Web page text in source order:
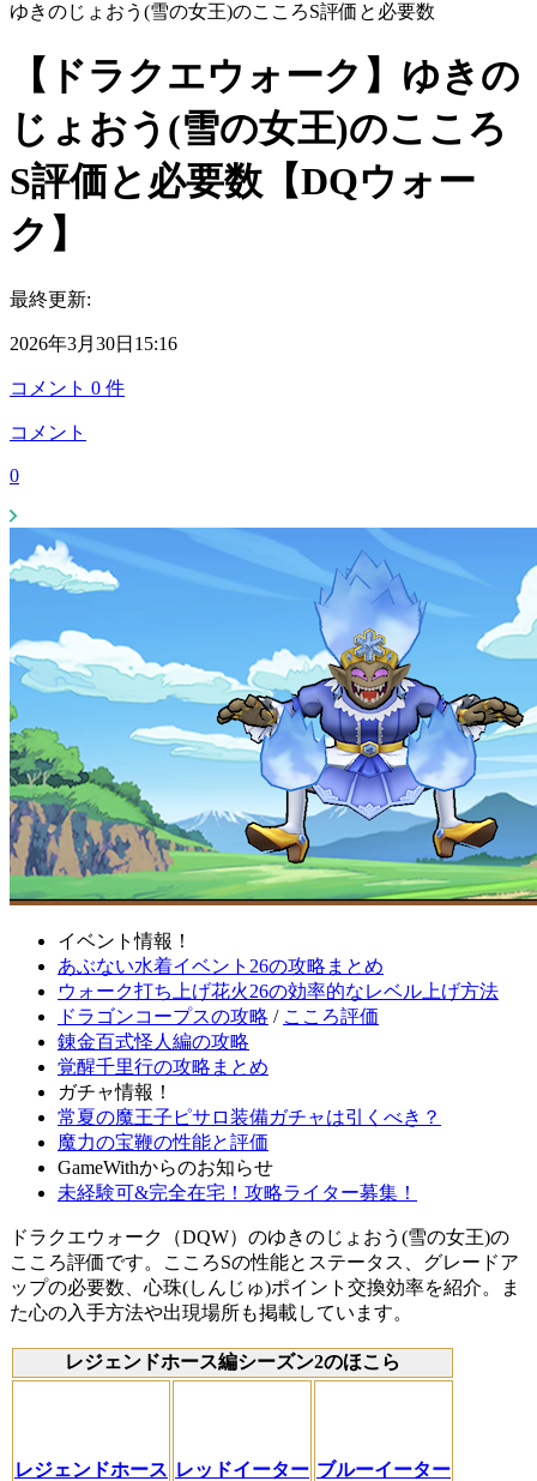
ゆきのじょおう(雪の女王)のこころS評価と必要数
【ドラクエウォーク】ゆきの
じょおう(雪の女王)のこころ
S評価と必要数【DQウォー
ク】
最終更新:
2026年3月30日15:16
コメント 0 件
コメント
0
イベント情報！
あぶない水着イベント26の攻略まとめ
ウォーク打ち上げ花火26の効率的なレベル上げ方法
ドラゴンコープスの攻略 / こころ評価
錬金百式怪人編の攻略
覚醒千里行の攻略まとめ
ガチャ情報！
常夏の魔王子ピサロ装備ガチャは引くべき？
魔力の宝鞭の性能と評価
GameWithからのお知らせ
未経験可&完全在宅！攻略ライター募集！
ドラクエウォーク（DQW）のゆきのじょおう(雪の女王)の
こころ評価です。こころSの性能とステータス、グレードア
ップの必要数、心珠(しんじゅ)ポイント交換効率を紹介。ま
た心の入手方法や出現場所も掲載しています。
レジェンドホース編シーズン2のほこら
レジェンドホース レッドイーター ブルーイーター